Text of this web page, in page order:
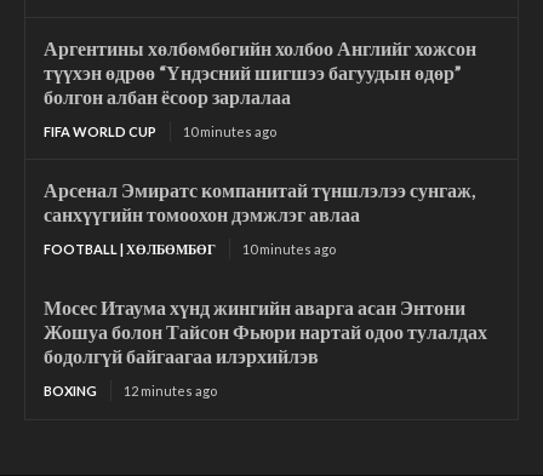
Аргентины хөлбөмбөгийн холбоо Английг хожсон
түүхэн өдрөө “Үндэсний шигшээ багуудын өдөр”
болгон албан ёсоор зарлалаа
FIFA WORLD CUP 10 minutes ago
Арсенал Эмиратс компанитай түншлэлээ сунгаж,
санхүүгийн томоохон дэмжлэг авлаа
FOOTBALL | ХӨЛБӨМБӨГ 10 minutes ago
Мосес Итаума хүнд жингийн аварга асан Энтони
Жошуа болон Тайсон Фьюри нартай одоо тулалдах
бодолгүй байгаагаа илэрхийлэв
BOXING 12 minutes ago